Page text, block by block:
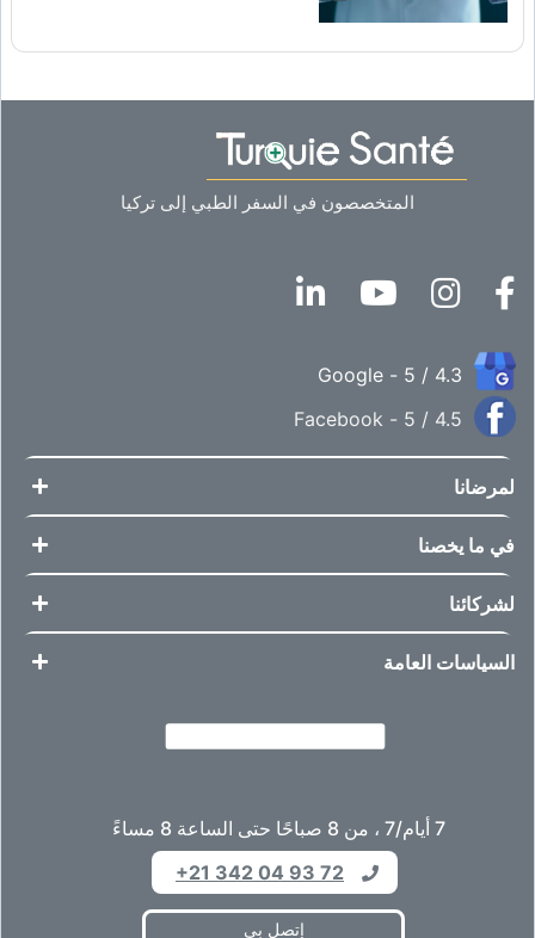
المتخصصون في السفر الطبي إلى تركيا
4.3 / 5 - Google
4.5 / 5 - Facebook
لمرضانا
في ما يخصنا
لشركائنا
السياسات العامة
7 أيام/7 ، من 8 صباحًا حتى الساعة 8 مساءً
+21 342 04 93 72
إتصل بي